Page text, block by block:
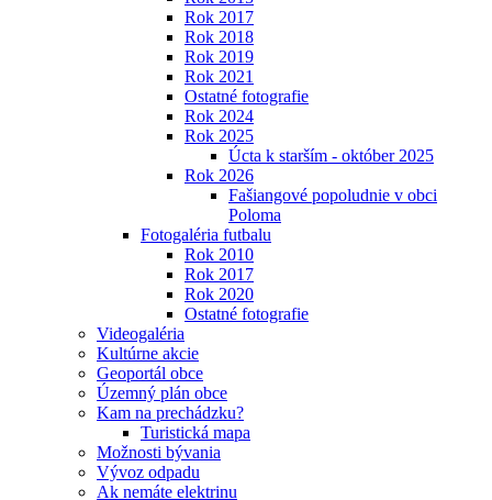
Rok 2017
Rok 2018
Rok 2019
Rok 2021
Ostatné fotografie
Rok 2024
Rok 2025
Úcta k starším - október 2025
Rok 2026
Fašiangové popoludnie v obci
Poloma
Fotogaléria futbalu
Rok 2010
Rok 2017
Rok 2020
Ostatné fotografie
Videogaléria
Kultúrne akcie
Geoportál obce
Územný plán obce
Kam na prechádzku?
Turistická mapa
Možnosti bývania
Vývoz odpadu
Ak nemáte elektrinu